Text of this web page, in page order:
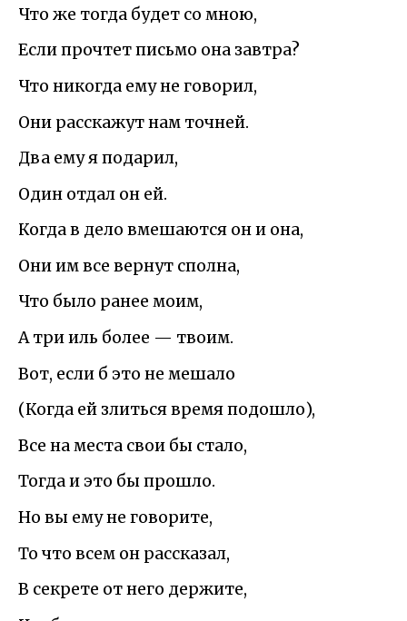
Что же тогда будет со мною,
Если прочтет письмо она завтра?
Что никогда ему не говорил,
Они расскажут нам точней.
Два ему я подарил,
Один отдал он ей.
Когда в дело вмешаются он и она,
Они им все вернут сполна,
Что было ранее моим,
А три иль более — твоим.
Вот, если б это не мешало
(Когда ей злиться время подошло),
Все на места свои бы стало,
Тогда и это бы прошло.
Но вы ему не говорите,
То что всем он рассказал,
В секрете от него держите,